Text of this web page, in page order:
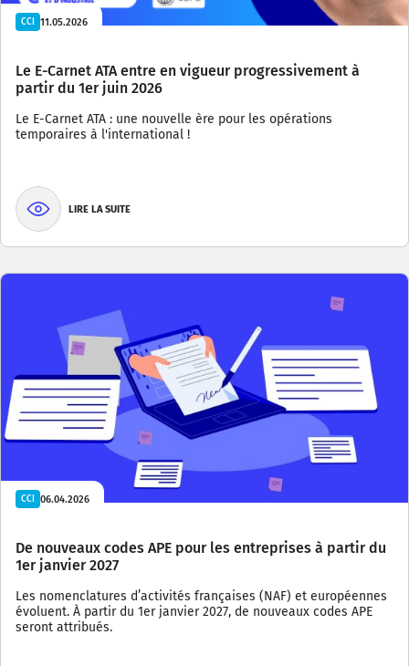
CCI 11.05.2026
Le E-Carnet ATA entre en vigueur progressivement à
partir du 1er juin 2026
Le E-Carnet ATA : une nouvelle ère pour les opérations
temporaires à l'international !
LIRE LA SUITE
CCI 06.04.2026
De nouveaux codes APE pour les entreprises à partir du
1er janvier 2027
Les nomenclatures d’activités françaises (NAF) et européennes
évoluent. À partir du 1er janvier 2027, de nouveaux codes APE
seront attribués.